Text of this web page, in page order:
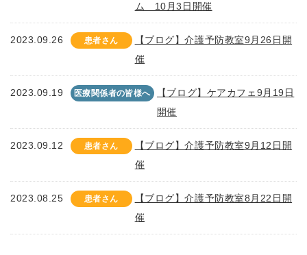
ム 10月3日開催
2023.09.26 患者さん
【ブログ】介護予防教室9月26日開
催
2023.09.19 医療関係者の皆様へ
【ブログ】ケアカフェ9月19日
開催
2023.09.12 患者さん
【ブログ】介護予防教室9月12日開
催
2023.08.25 患者さん
【ブログ】介護予防教室8月22日開
催